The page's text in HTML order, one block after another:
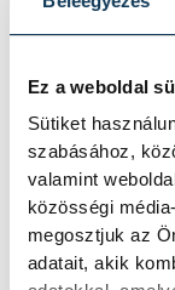
Ez a weboldal
Sütiket
szabásához,
valamint
közösségi
megosztjuk az
adatait, akik
Tűz